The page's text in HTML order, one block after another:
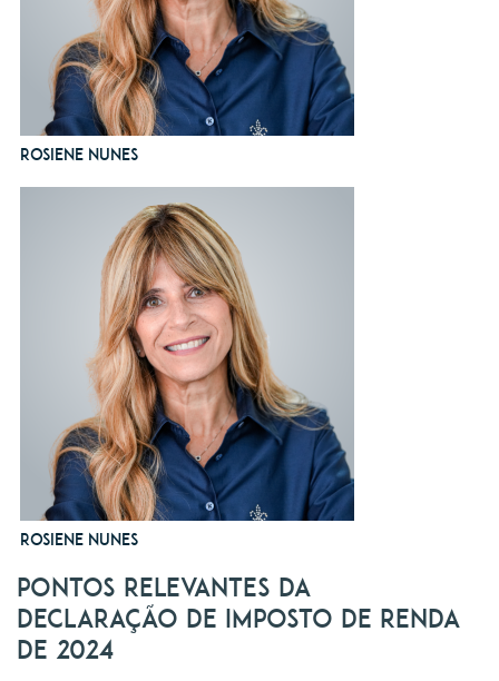
Rosiene Nunes
Rosiene Nunes
Pontos Relevantes da
Declaração de Imposto de Renda
de 2024